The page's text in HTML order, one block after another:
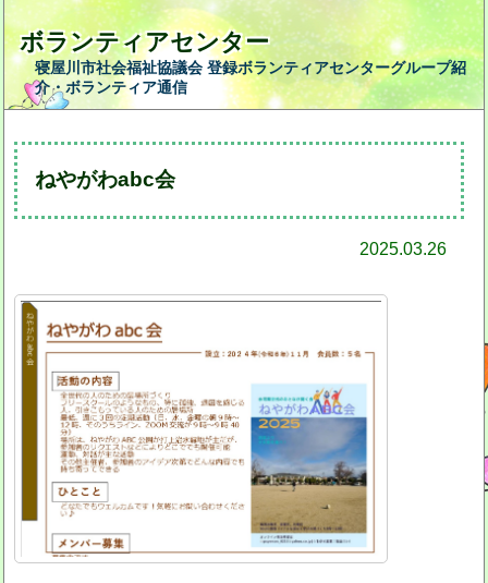
ボランティアセンター
寝屋川市社会福祉協議会 登録ボランティアセンターグループ紹
介・ボランティア通信
ねやがわabc会
2025.03.26